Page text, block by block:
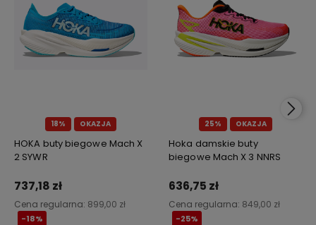
18% OKAZJA
HOKA buty biegowe Mach X
2 SYWR
737,18 zł
Cena regularna: 899,00 zł
-18%
25% OKAZJA
Hoka damskie buty
biegowe Mach X 3 NNRS
636,75 zł
Cena regularna: 849,00 zł
-25%